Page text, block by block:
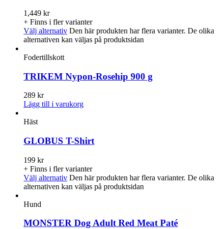
1,449 kr
+ Finns i fler varianter
Välj alternativ Den här produkten har flera varianter. De olika
alternativen kan väljas på produktsidan
Fodertillskott
TRIKEM Nypon-Rosehip 900 g
289 kr
Lägg till i varukorg
Häst
GLOBUS T-Shirt
199 kr
+ Finns i fler varianter
Välj alternativ Den här produkten har flera varianter. De olika
alternativen kan väljas på produktsidan
Hund
MONSTER Dog Adult Red Meat Paté